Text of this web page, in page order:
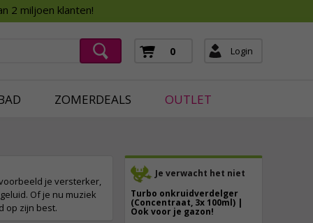
2 miljoen klanten!
0 Login
ZOMERDEALS OUTLET
Je verwacht het niet
Turbo onkruidverdelger
(Concentraat, 3x 100ml) |
Ook voor je gazon!
je versterker,
Of je nu muziek
op zijn best.